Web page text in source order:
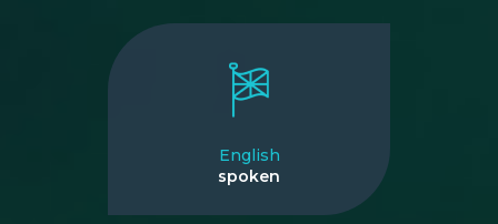
English
spoken